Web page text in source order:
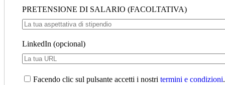
PRETENSIONE DI SALARIO (FACOLTATIVA)
LinkedIn (opcional)
Facendo clic sul pulsante accetti i nostri termini e condizioni